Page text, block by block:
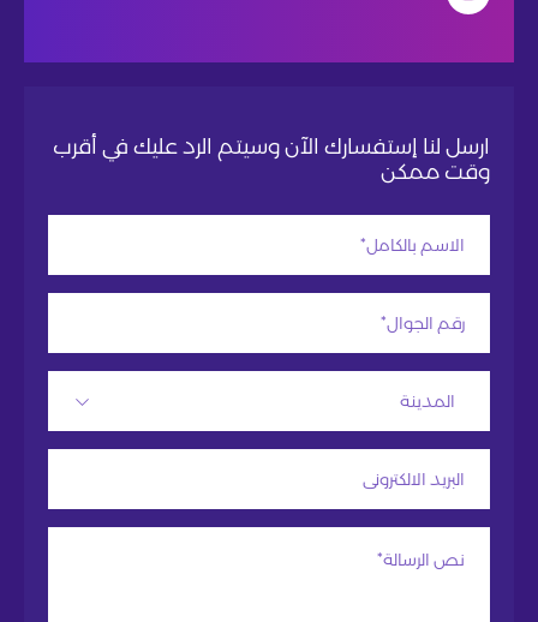
ارسل لنا إستفسارك الآن وسيتم الرد عليك في أقرب
وقت ممكن
المدينة